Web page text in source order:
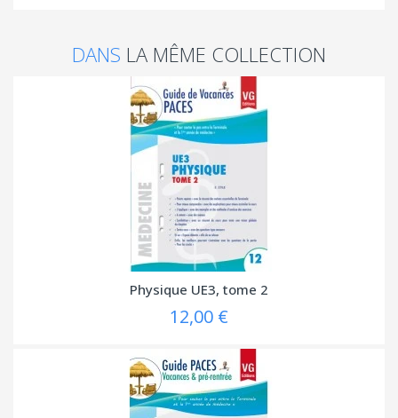
DANS LA MÊME COLLECTION
Physique UE3, tome 2
12,00 €